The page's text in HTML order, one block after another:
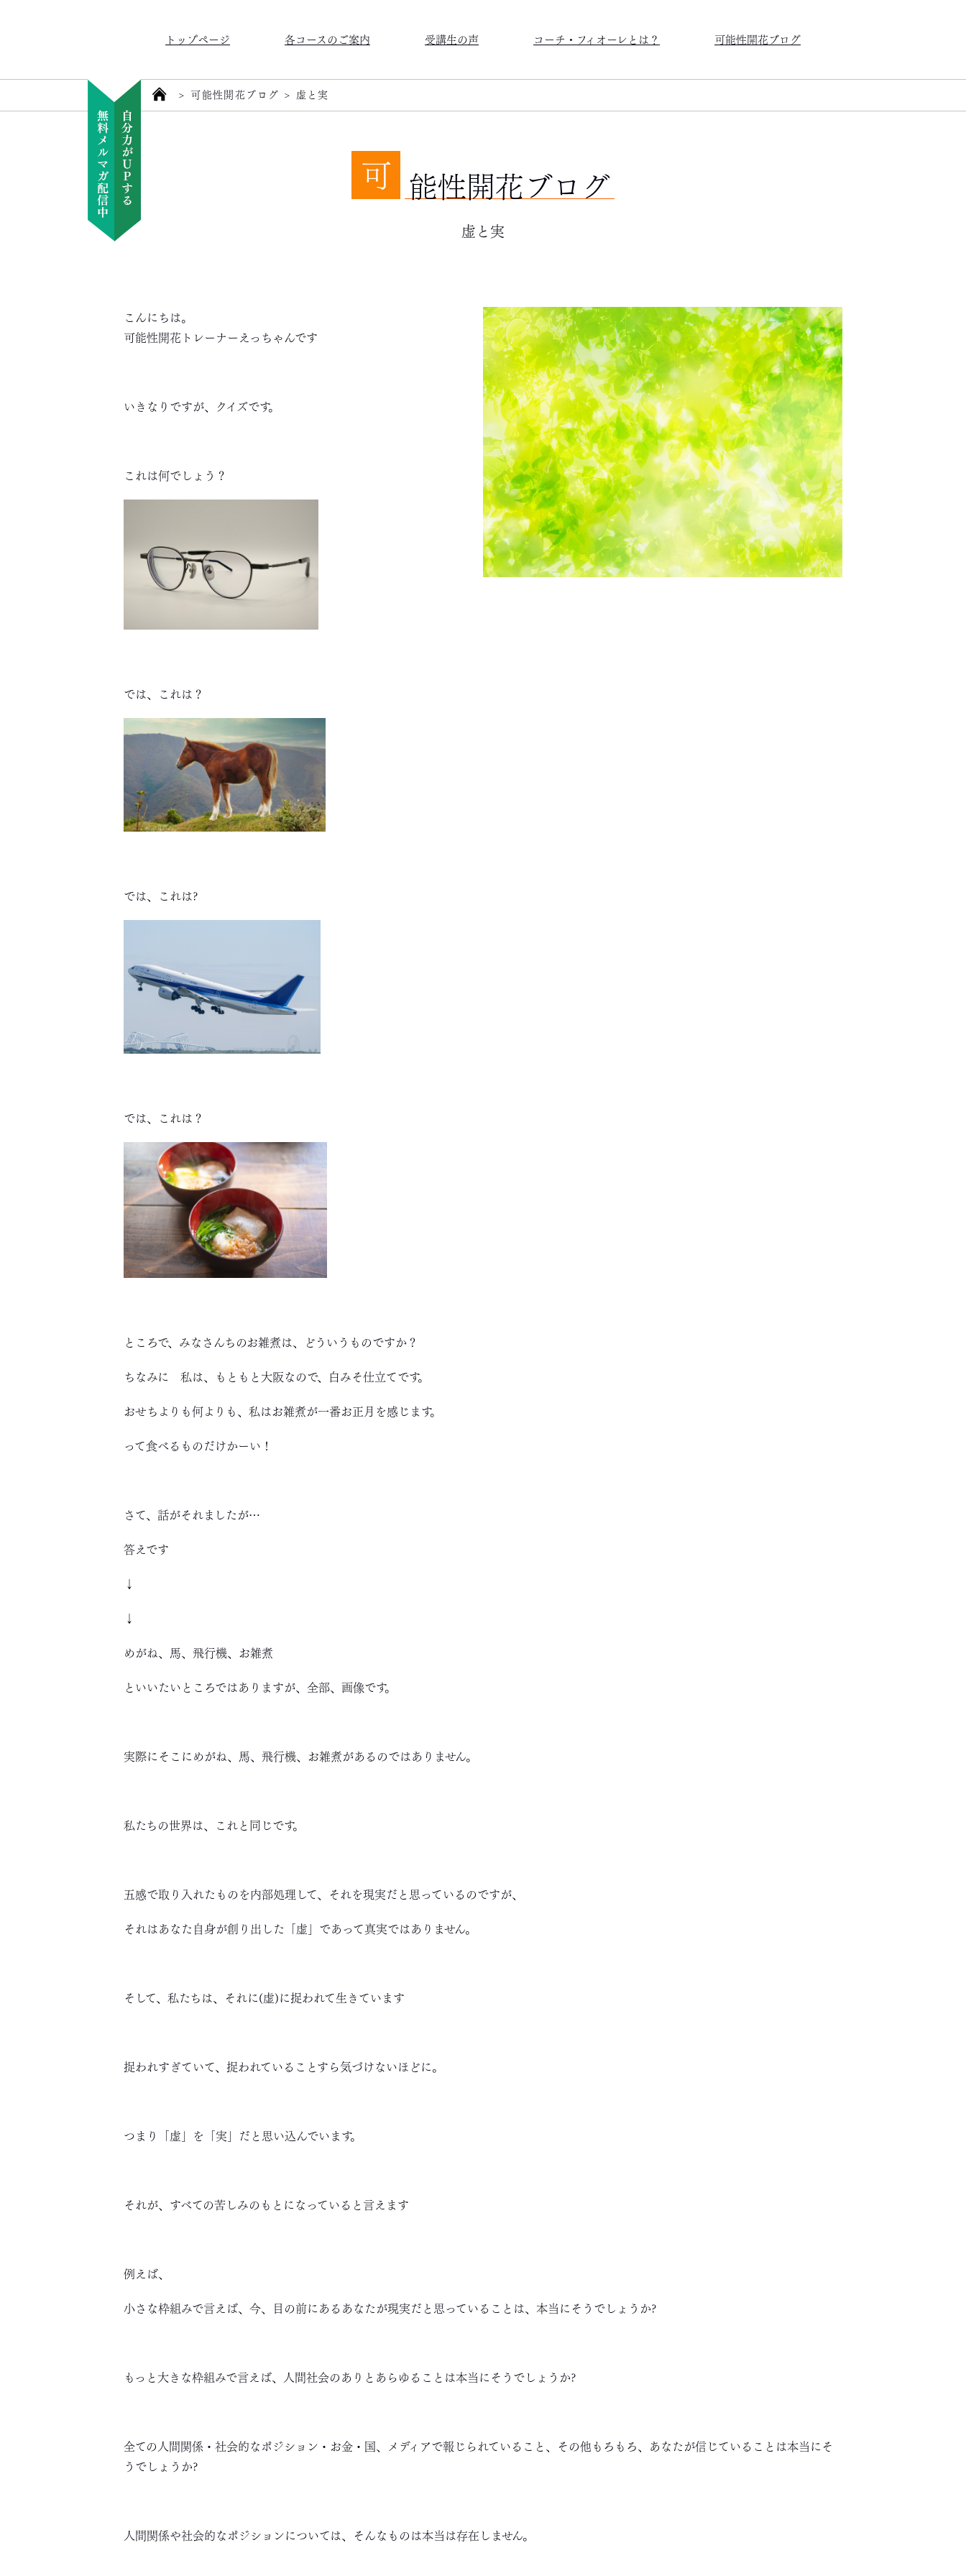
トップページ 各コースのご案内 受講生の声 コーチ・フィオーレとは？ 可能性開花ブログ
> 可能性開花ブログ > 虚と実
可 能性開花ブログ
虚と実
こんにちは。
可能性開花トレーナーえっちゃんです
いきなりですが、クイズです。
これは何でしょう？
では、これは？
では、これは?
では、これは？
ところで、みなさんちのお雑煮は、どういうものですか？
ちなみに 私は、もともと大阪なので、白みそ仕立てです。
おせちよりも何よりも、私はお雑煮が一番お正月を感じます。
って食べるものだけかーい！
さて、話がそれましたが…
答えです
↓
↓
めがね、馬、飛行機、お雑煮
といいたいところではありますが、全部、画像です。
実際にそこにめがね、馬、飛行機、お雑煮があるのではありません。
私たちの世界は、これと同じです。
五感で取り入れたものを内部処理して、それを現実だと思っているのですが、
それはあなた自身が創り出した「虚」であって真実ではありません。
そして、私たちは、それに(虚)に捉われて生きています
捉われすぎていて、捉われていることすら気づけないほどに。
つまり「虚」を「実」だと思い込んでいます。
それが、すべての苦しみのもとになっていると言えます
例えば、
小さな枠組みで言えば、今、目の前にあるあなたが現実だと思っていることは、本当にそうでしょうか?
もっと大きな枠組みで言えば、人間社会のありとあらゆることは本当にそうでしょうか?
全ての人間関係・社会的なポジション・お金・国、メディアで報じられていること、その他もろもろ、あなたが信じていることは本当にそ
うでしょうか?
人間関係や社会的なポジションについては、そんなものは本当は存在しません。